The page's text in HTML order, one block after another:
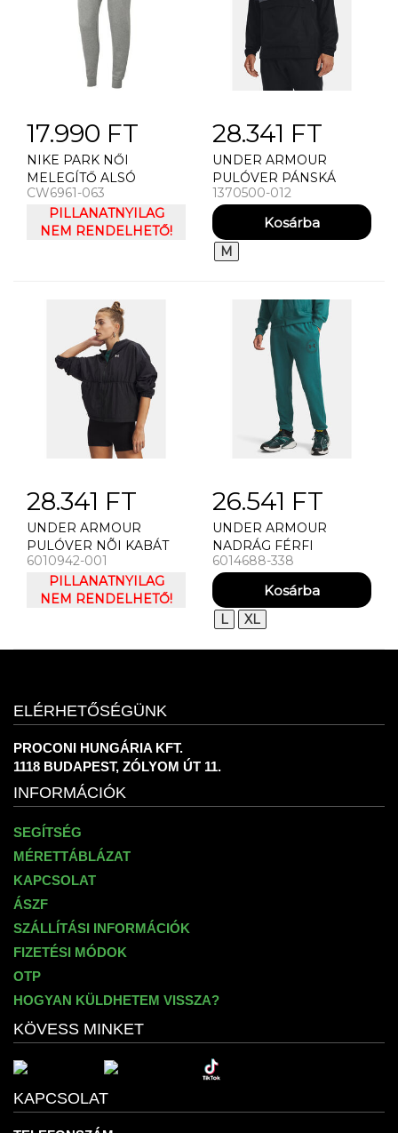
17.990 FT
NIKE PARK NŐI
MELEGÍTŐ ALSÓ
SZÜRKE
CW6961-063
PILLANATNYILAG
NEM RENDELHETŐ!
28.341 FT
UNDER ARMOUR
PULÓVER PÁNSKÁ
BUNDA UNDER
ARMOUR UA STORM
WOVEN ASYM ZIP
PULLOVER
1370500-012
M
28.341 FT
UNDER ARMOUR
PULÓVER NÕI KABÁT
UNDER ARMOUR RIVAL
WOVEN BUNGEE FZ-
BLK
6010942-001
PILLANATNYILAG
NEM RENDELHETŐ!
26.541 FT
UNDER ARMOUR
NADRÁG FÉRFI
MELEGÍTÕNADRÁG
UNDER ARMOUR UA
RIVAL LW GRAPHIC
JOGGER
6014688-338
L XL
ELÉRHETŐSÉGÜNK
PROCONI HUNGÁRIA KFT.
1118 BUDAPEST, ZÓLYOM ÚT 11.
INFORMÁCIÓK
SEGÍTSÉG
MÉRETTÁBLÁZAT
KAPCSOLAT
ÁSZF
SZÁLLÍTÁSI INFORMÁCIÓK
FIZETÉSI MÓDOK
OTP
HOGYAN KÜLDHETEM VISSZA?
KÖVESS MINKET
KAPCSOLAT